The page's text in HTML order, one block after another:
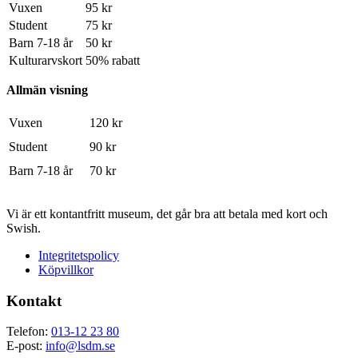
Vuxen
95 kr
Student
75 kr
Barn 7-18 år
50 kr
Kulturarvskort 50% rabatt
Allmän visning
Vuxen
120 kr
Student
90 kr
Barn 7-18 år
70 kr
Vi är ett kontantfritt museum, det går bra att betala med kort och
Swish.
Integritetspolicy
Köpvillkor
Kontakt
Telefon: 013-12 23 80
E-post: info@lsdm.se